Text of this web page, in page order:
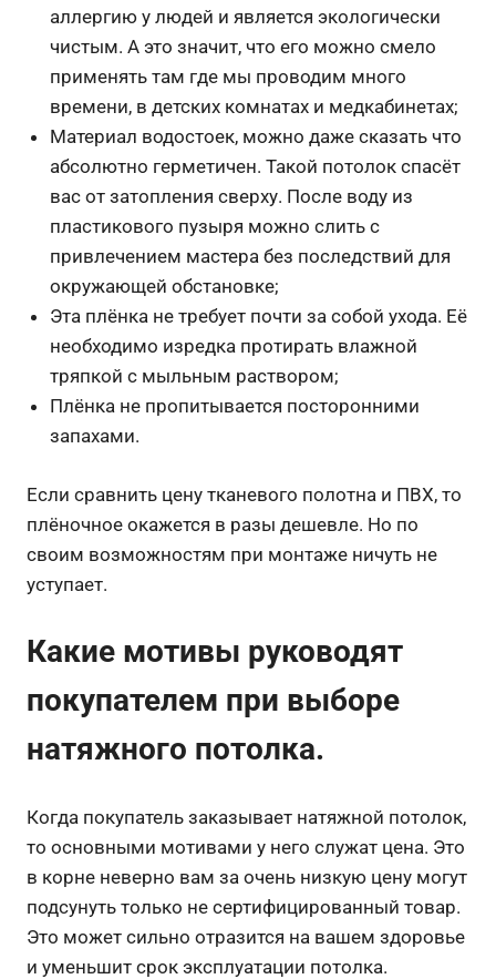
аллергию у людей и является экологически
чистым. А это значит, что его можно смело
применять там где мы проводим много
времени, в детских комнатах и медкабинетах;
Материал водостоек, можно даже сказать что
абсолютно герметичен. Такой потолок спасёт
вас от затопления сверху. После воду из
пластикового пузыря можно слить с
привлечением мастера без последствий для
окружающей обстановке;
Эта плёнка не требует почти за собой ухода. Её
необходимо изредка протирать влажной
тряпкой с мыльным раствором;
Плёнка не пропитывается посторонними
запахами.
Если сравнить цену тканевого полотна и ПВХ, то
плёночное окажется в разы дешевле. Но по
своим возможностям при монтаже ничуть не
уступает.
Какие мотивы руководят
покупателем при выборе
натяжного потолка.
Когда покупатель заказывает натяжной потолок,
то основными мотивами у него служат цена. Это
в корне неверно вам за очень низкую цену могут
подсунуть только не сертифицированный товар.
Это может сильно отразится на вашем здоровье
и уменьшит срок эксплуатации потолка.